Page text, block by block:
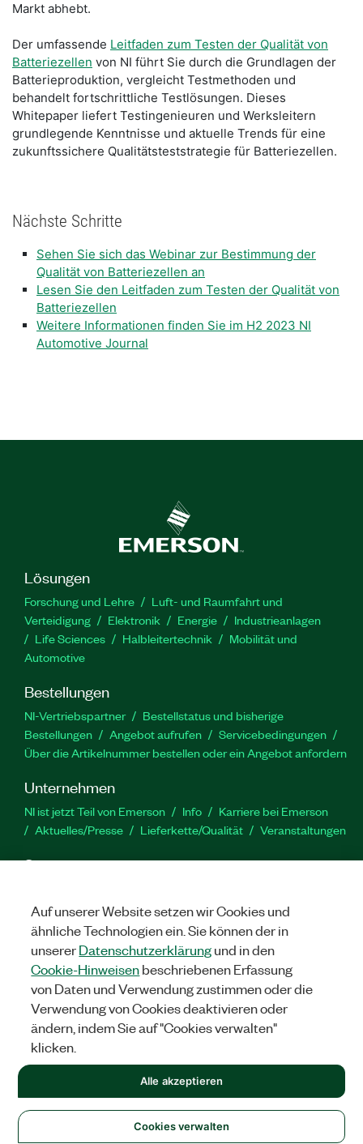
Markt abhebt.
Der umfassende Leitfaden zum Testen der Qualität von
Batteriezellen von NI führt Sie durch die Grundlagen der
Batterieproduktion, vergleicht Testmethoden und
behandelt fortschrittliche Testlösungen. Dieses
Whitepaper liefert Testingenieuren und Werksleitern
grundlegende Kenntnisse und aktuelle Trends für eine
zukunftssichere Qualitätsteststrategie für Batteriezellen.
Nächste Schritte
Sehen Sie sich das Webinar zur Bestimmung der
Qualität von Batteriezellen an
Lesen Sie den Leitfaden zum Testen der Qualität von
Batteriezellen
Weitere Informationen finden Sie im H2 2023 NI
Automotive Journal
Lösungen
Forschung und Lehre
Luft- und Raumfahrt und
Verteidigung
Elektronik Energie
Industrieanlagen
Life Sciences
Halbleitertechnik
Mobilität und
Automotive
Bestellungen
NI-Vertriebspartner
Bestellstatus und bisherige
Bestellungen
Angebot aufrufen
Servicebedingungen
Über die Artikelnummer bestellen oder ein Angebot anfordern
Unternehmen
NI ist jetzt Teil von Emerson Info
Karriere bei Emerson
Aktuelles/Presse
Lieferkette/Qualität Veranstaltungen
Support
Produktaktivierung
Serviceanfrage stellen
Feedback
zur Website
YouTube
Twitter
© 2026
VORBEHALTEN.
Auf unserer Website setzen wir Cookies und
ähnliche Technologien ein. Sie können der in
unsererDatenschutzerklärungund in den
Cookie-Hinweisenbeschriebenen Erfassung
von Daten und Verwendung zustimmen oder die
Verwendung von Cookies deaktivieren oder
ändern, indem Sie auf "Cookies verwalten"
klicken.
Cookies verwalten
Alle akzeptieren